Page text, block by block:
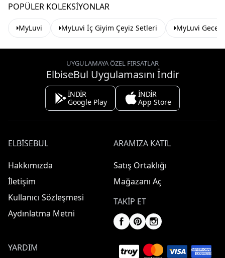
POPÜLER KOLEKSIYONLAR
MyLuvi MyLuvi İç Giyim Çeyiz Setleri MyLuvi
UYGULAMAYA ÖZEL FIRSATLAR
ElbiseBul Uygulamasını İndir
İNDİR
Google Play
İNDİR
App Store
ELBISEBUL
Hakkımızda
İletişim
Kullanıcı Sözleşmesi
Aydınlatma Metni
ARAMIZA KATIL
Satış Ortaklığı
Mağazanı Aç
TAKIP ET
YARDIM